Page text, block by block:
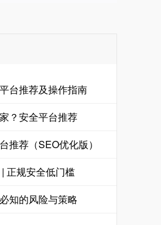
台推荐及操作指南
？安全平台推荐
推荐（SEO优化版）
正规安全低门槛
知的风险与策略